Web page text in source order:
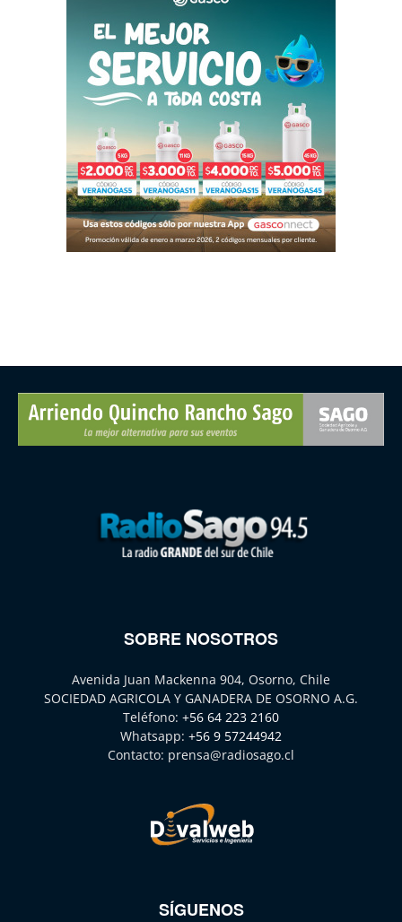
SOBRE NOSOTROS
Avenida Juan Mackenna 904, Osorno, Chile
SOCIEDAD AGRICOLA Y GANADERA DE OSORNO A.G.
Teléfono: +56 64 223 2160
Whatsapp: +56 9 57244942
Contacto: prensa@radiosago.cl
SÍGUENOS